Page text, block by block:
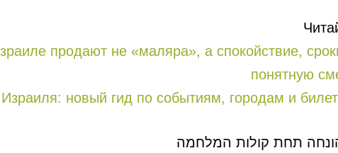
продают не «маляра», а спокойствие,
понятную
новый гид по событиям, городам и
תחת קולות המלחמה